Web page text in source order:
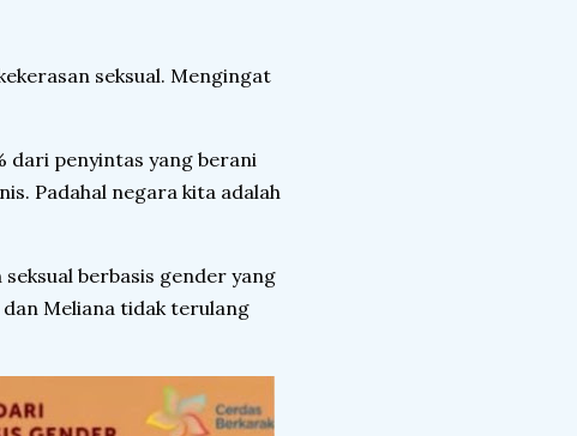
seksual. Mengingat
dari penyintas yang berani
Padahal negara kita adalah
berbasis gender yang
Meliana tidak terulang